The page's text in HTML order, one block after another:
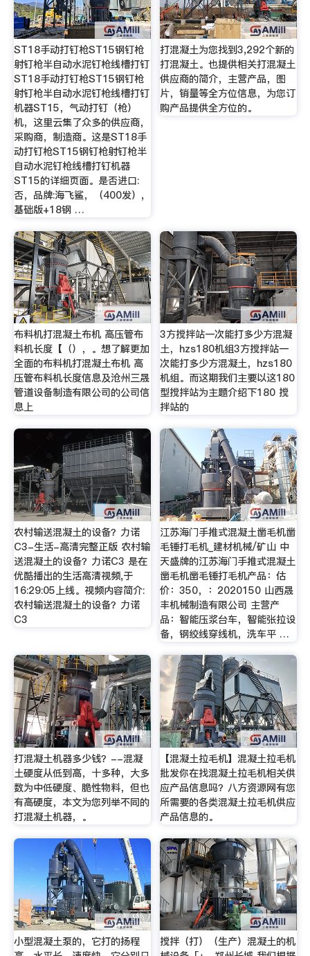
ST18手动打钉枪ST15钢钉枪
射钉枪半自动水泥钉枪线槽打钉
ST18手动打钉枪ST15钢钉枪
射钉枪半自动水泥钉枪线槽打钉
机器ST15，气动打钉（枪）
机，这里云集了众多的供应商，
采购商，制造商。这是ST18手
动打钉枪ST15钢钉枪射钉枪半
自动水泥钉枪线槽打钉机器
ST15的详细页面。是否进口:
否，品牌:海飞鲨，（400发）,
基础版+18钢 …
打混凝土为您找到3,292个新的
打混凝土。也提供相关打混凝土
供应商的简介，主营产品，图
片，销量等全方位信息，为您订
购产品提供全方位的。
布料机打混凝土布机 高压管布
料机长度【（），。想了解更加
全面的布料机打混凝土布机 高
压管布料机长度信息及沧州三晟
管道设备制造有限公司的公司信
息上
3方搅拌站一次能打多少方混凝
土，hzs180机组3方搅拌站一
次能打多少方混凝土，hzs180
机组。而这期我们主要以这180
型搅拌站为主题介绍下180 搅
拌站的
农村输送混凝土的设备？力诺
C3-生活-高清完整正版 农村输
送混凝土的设备？力诺C3 是在
优酷播出的生活高清视频,于
16:29:05上线。视频内容简介:
农村输送混凝土的设备？力诺
C3
江苏海门手推式混凝土凿毛机凿
毛锤打毛机_建材机械/矿山 中
天盛牌的江苏海门手推式混凝土
凿毛机凿毛锤打毛机产品：估
价：350，：2020150 山西晟
丰机械制造有限公司 主营产
品：智能压浆台车，智能张拉设
备，钢绞线穿线机，洗车平 …
打混凝土机器多少钱？--混凝
土硬度从低到高，十多种，大多
数为中低硬度、脆性物料，但也
有高硬度，本文为您列举不同的
打混凝土机器，。
【混凝土拉毛机】混凝土拉毛机
批发你在找混凝土拉毛机相关供
应产品信息吗？八方资源网有您
所需要的各类混凝土拉毛机供应
产品信息的。
小型混凝土泵的，它打的扬程
搅拌（打）（生产）混凝土的机